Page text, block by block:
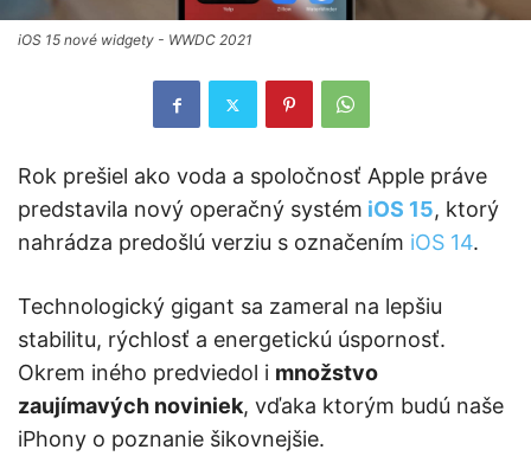
iOS 15 nové widgety - WWDC 2021
Rok prešiel ako voda a spoločnosť Apple práve
predstavila nový operačný systém iOS 15, ktorý
nahrádza predošlú verziu s označením iOS 14.
Technologický gigant sa zameral na lepšiu
stabilitu, rýchlosť a energetickú úspornosť.
Okrem iného predviedol i množstvo
zaujímavých noviniek, vďaka ktorým budú naše
iPhony o poznanie šikovnejšie.